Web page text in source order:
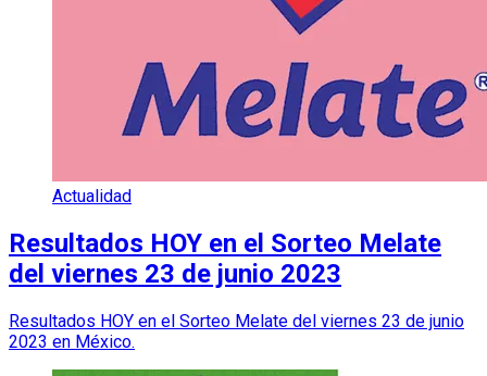
Actualidad
Resultados HOY en el Sorteo Melate
del viernes 23 de junio 2023
Resultados HOY en el Sorteo Melate del viernes 23 de junio
2023 en México.